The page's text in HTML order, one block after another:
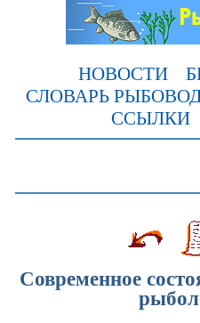
НОВОСТИ
СЛОВАРЬ
ССЫЛКИ
Современное